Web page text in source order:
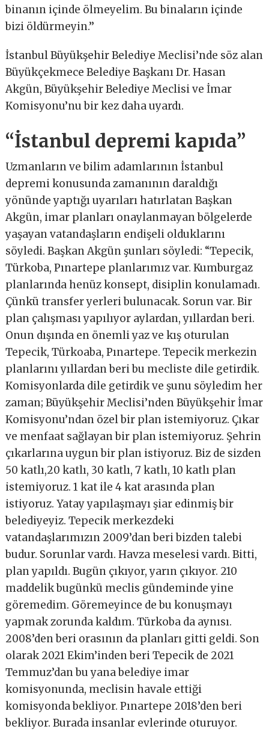
binanın içinde ölmeyelim. Bu binaların içinde
bizi öldürmeyin.’’
İstanbul Büyükşehir Belediye Meclisi’nde söz alan
Büyükçekmece Belediye Başkanı Dr. Hasan
Akgün, Büyükşehir Belediye Meclisi ve İmar
Komisyonu’nu bir kez daha uyardı.
“İstanbul depremi kapıda”
Uzmanların ve bilim adamlarının İstanbul
depremi konusunda zamanının daraldığı
yönünde yaptığı uyarıları hatırlatan Başkan
Akgün, imar planları onaylanmayan bölgelerde
yaşayan vatandaşların endişeli olduklarını
söyledi. Başkan Akgün şunları söyledi: “Tepecik,
Türkoba, Pınartepe planlarımız var. Kumburgaz
planlarında henüz konsept, disiplin konulamadı.
Çünkü transfer yerleri bulunacak. Sorun var. Bir
plan çalışması yapılıyor aylardan, yıllardan beri.
Onun dışında en önemli yaz ve kış oturulan
Tepecik, Türkoaba, Pınartepe. Tepecik merkezin
planlarını yıllardan beri bu mecliste dile getirdik.
Komisyonlarda dile getirdik ve şunu söyledim her
zaman; Büyükşehir Meclisi’nden Büyükşehir İmar
Komisyonu’ndan özel bir plan istemiyoruz. Çıkar
ve menfaat sağlayan bir plan istemiyoruz. Şehrin
çıkarlarına uygun bir plan istiyoruz. Biz de sizden
50 katlı,20 katlı, 30 katlı, 7 katlı, 10 katlı plan
istemiyoruz. 1 kat ile 4 kat arasında plan
istiyoruz. Yatay yapılaşmayı şiar edinmiş bir
belediyeyiz. Tepecik merkezdeki
vatandaşlarımızın 2009’dan beri bizden talebi
budur. Sorunlar vardı. Havza meselesi vardı. Bitti,
plan yapıldı. Bugün çıkıyor, yarın çıkıyor. 210
maddelik bugünkü meclis gündeminde yine
göremedim. Göremeyince de bu konuşmayı
yapmak zorunda kaldım. Türkoba da aynısı.
2008’den beri orasının da planları gitti geldi. Son
olarak 2021 Ekim’inden beri Tepecik de 2021
Temmuz’dan bu yana belediye imar
komisyonunda, meclisin havale ettiği
komisyonda bekliyor. Pınartepe 2018’den beri
bekliyor. Burada insanlar evlerinde oturuyor.